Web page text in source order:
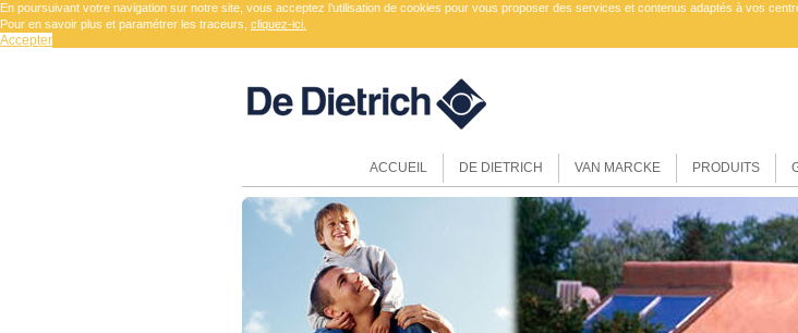
En poursuivant votre navigation sur notre site, vous acceptez l’utilisation de cookies pour vous proposer des services et contenus adaptés à vos
Pour en savoir plus et paramétrer les traceurs, cliquez-ici.
Accepter
ACCUEIL DE DIETRICH VAN MARCKE PRODUITS